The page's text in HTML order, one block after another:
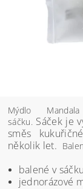
Mýdlo
sáčku. Sáček je
směs
několik let.
balené v
jednorázové